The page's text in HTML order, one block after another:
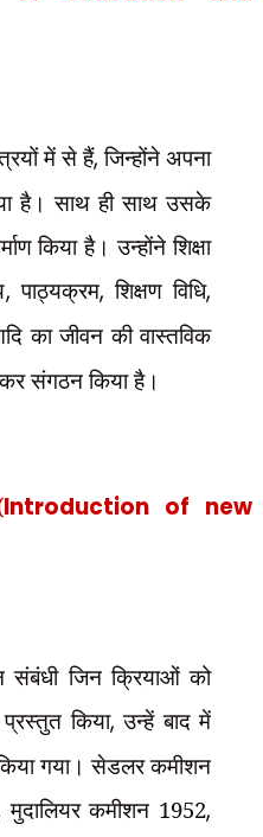
में से हैं,जिन्होंने अपना
है। साथ ही साथ उसके
किया है। उन्होंने शिक्षा
,पाठ्यक्रम,शिक्षण विधि,
का जीवन की वास्तविक
संगठन किया है।
Introduction of new
संबंधी जिन क्रियाओं को
किया,उन्हें बाद में
किया गया। सेडलर कमीशन
मुदालियर कमीशन 1952,